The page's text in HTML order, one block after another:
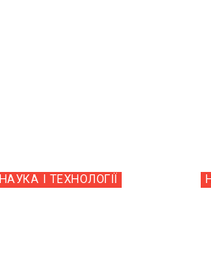
НАУКА І ТЕХНОЛОГІЇ